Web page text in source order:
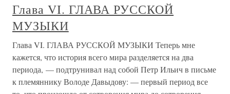
Глава VI. ГЛАВА РУССКОЙ
МУЗЫКИ
Глава VI. ГЛАВА РУССКОЙ МУЗЫКИ Теперь мне
кажется, что история всего мира разделяется на два
периода, — подтрунивал над собой Петр Ильич в письме
к племяннику Володе Давыдову: — первый период все